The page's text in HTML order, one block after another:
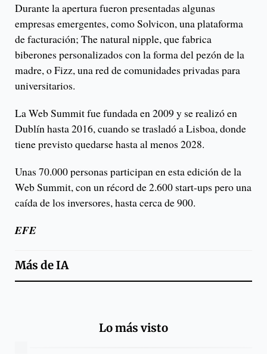
Durante la apertura fueron presentadas algunas
empresas emergentes, como Solvicon, una plataforma
de facturación; The natural nipple, que fabrica
biberones personalizados con la forma del pezón de la
madre, o Fizz, una red de comunidades privadas para
universitarios.
La Web Summit fue fundada en 2009 y se realizó en
Dublín hasta 2016, cuando se trasladó a Lisboa, donde
tiene previsto quedarse hasta al menos 2028.
Unas 70.000 personas participan en esta edición de la
Web Summit, con un récord de 2.600 start-ups pero una
caída de los inversores, hasta cerca de 900.
EFE
Más deIA
Lo más visto